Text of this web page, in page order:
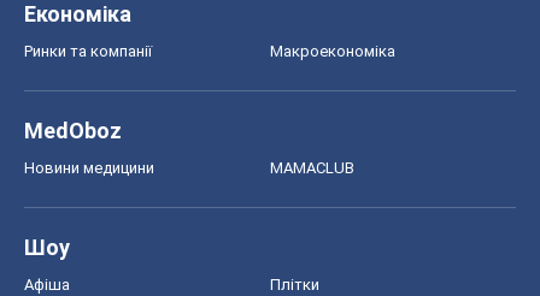
Економіка
Ринки та компанії Макроекономіка
MedOboz
Новини медицини MAMACLUB
Шоу
Афіша Плітки